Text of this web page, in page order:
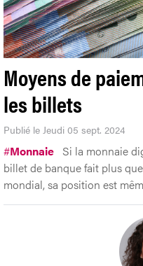
Moyens de
les billets
Publié le Jeudi 05 sept. 2024
#Monnaie Si la monnaie
billet de banque fait plus
mondial, sa position est